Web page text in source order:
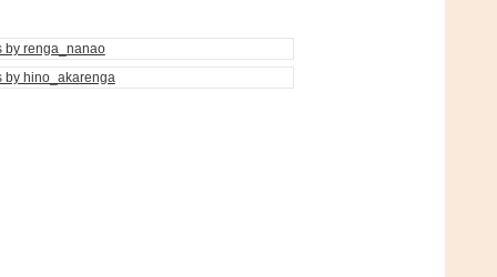
by renga_nanao
by hino_akarenga